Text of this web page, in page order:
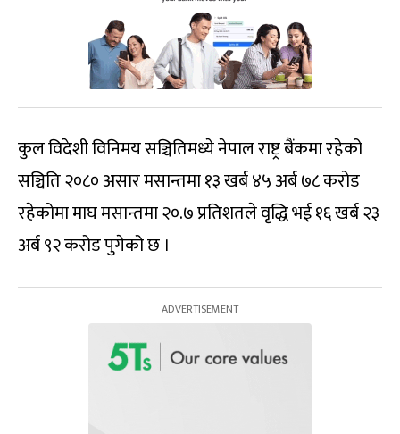
कुल विदेशी विनिमय सञ्चितिमध्ये नेपाल राष्ट्र बैंकमा रहेको
सञ्चिति २०८० असार मसान्तमा १३ खर्ब ४५ अर्ब ७८ करोड
रहेकोमा माघ मसान्तमा २०.७ प्रतिशतले वृद्धि भई १६ खर्ब २३
अर्ब ९२ करोड पुगेको छ ।